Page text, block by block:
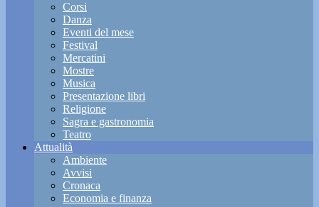
Corsi
Danza
Eventi del mese
Festival
Mercatini
Mostre
Musica
Presentazione libri
Religione
Sagra e gastronomia
Teatro
Attualità
Ambiente
Avvisi
Cronaca
Economia e finanza